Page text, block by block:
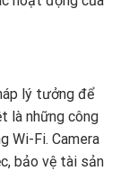
lý tưởng để
là những công
Wi-Fi. Camera
bảo vệ tài sản